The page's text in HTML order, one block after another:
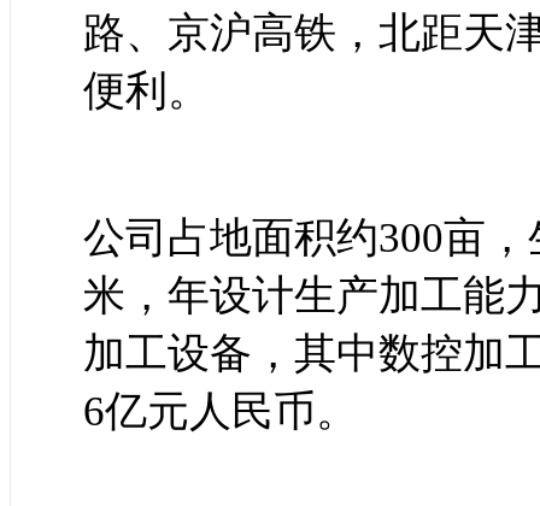
路、京沪高铁，北距天
便利。
公司占地面积约300亩
米，年设计生产加工能
加工设备，其中数控加
6亿元人民币。